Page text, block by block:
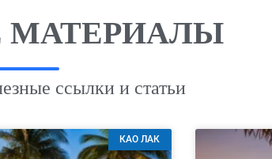
МАТЕРИАЛЫ
ссылки и статьи
КАО ЛАК